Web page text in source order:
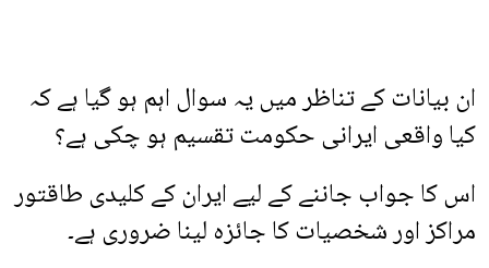
ان بیانات کے تناظر میں یہ سوال اہم ہو گیا ہے کہ
کیا واقعی ایرانی حکومت تقسیم ہو چکی ہے؟
اس کا جواب جاننے کے لیے ایران کے کلیدی طاقتور
مراکز اور شخصیات کا جائزہ لینا ضروری ہے۔